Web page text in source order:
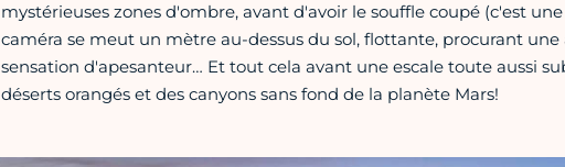
mystérieuses zones d'ombre, avant d'avoir le souffle coupé (c'est
caméra se meut un mètre au-dessus du sol, flottante, procurant
sensation d'apesanteur… Et tout cela avant une escale toute aussi
déserts orangés et des canyons sans fond de la planète Mars!